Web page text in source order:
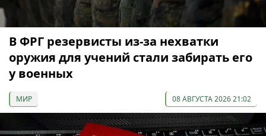
В ФРГ резервисты из-за нехватки
оружия для учений стали забирать его
у военных
МИР 08 АВГУСТА 2026 21:02